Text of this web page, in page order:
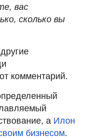
вас
сколько вы
комментарий.
а Илон
бизнесом.